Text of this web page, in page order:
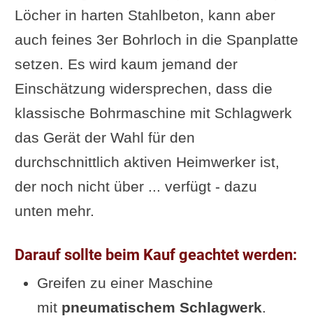
Löcher in harten Stahlbeton, kann aber
auch feines 3er Bohrloch in die Spanplatte
setzen. Es wird kaum jemand der
Einschätzung widersprechen, dass die
klassische Bohrmaschine mit Schlagwerk
das Gerät der Wahl für den
durchschnittlich aktiven Heimwerker ist,
der noch nicht über ... verfügt - dazu
unten mehr.
Darauf sollte beim Kauf geachtet werden:
Greifen zu einer Maschine
mit pneumatischem Schlagwerk.